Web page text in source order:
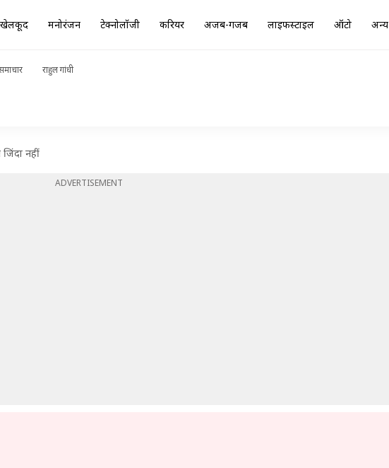
खेलकूद मनोरंजन टेक्नोलॉजी करियर अजब-गजब लाइफस्टाइल ऑटो अन्य
राहुल गांधी
नहीं
ADVERTISEMENT